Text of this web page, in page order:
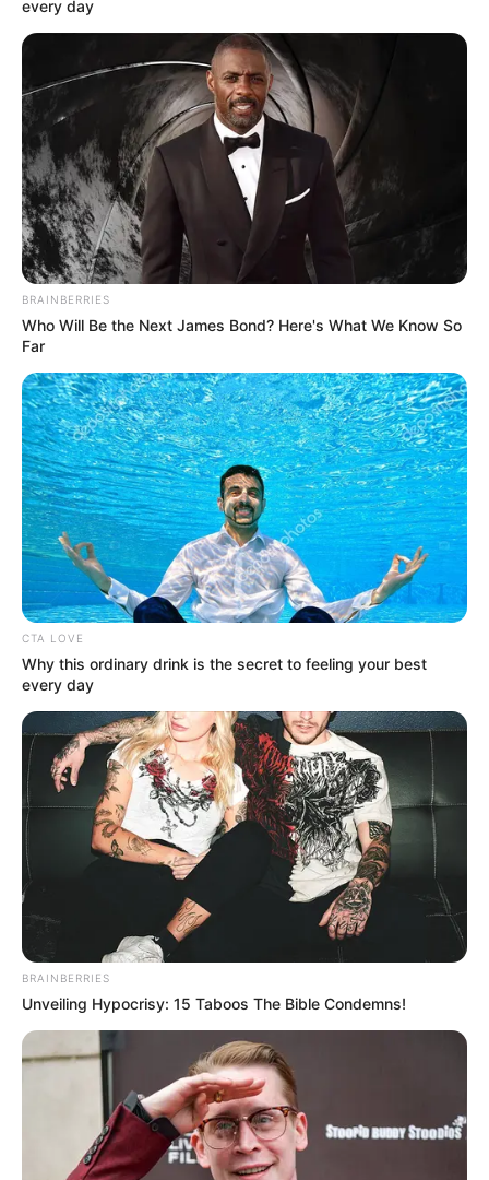
hogyvolt.co - 2026 | Adatvédelem